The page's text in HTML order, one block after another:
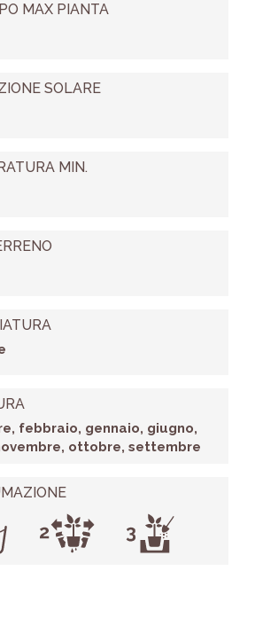
MAX PIANTA
SOLARE
MIN.
febbraio, gennaio, giugno,
ottobre, settembre